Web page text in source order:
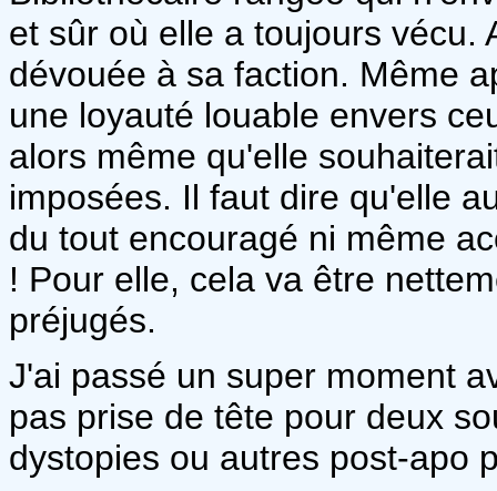
et sûr où elle a toujours vécu.
dévouée à sa faction. Même
une loyauté louable envers
alors même qu'elle
imposées. Il faut dire qu'elle
du tout encouragé ni même
! Pour elle, cela va être
préjugés.
J'ai passé un super moment
pas prise de tête pour deux
dystopies ou autres post-apo